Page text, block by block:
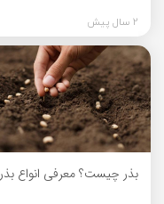
2 سال پیش
بذر چیست؟ معرفی انواع بذر